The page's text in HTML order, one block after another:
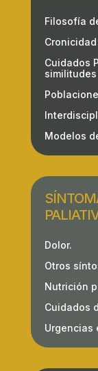
Filosofía
Cuidados
Modelos
Dolor.
Otros
Nutrición
Cuidados
Urgencias